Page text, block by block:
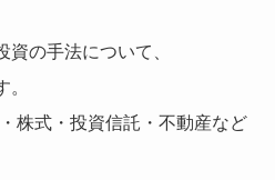
資の手法について、
株式・投資信託・不動産など